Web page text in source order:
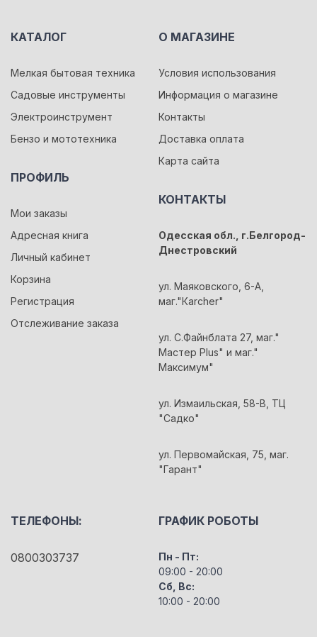
КАТАЛОГ
Мелкая бытовая техника
Садовые инструменты
Электроинструмент
Бензо и мототехника
ПРОФИЛЬ
Мои заказы
Адресная книга
Личный кабинет
Корзина
Регистрация
Отслеживание заказа
О МАГАЗИНЕ
Условия использования
Информация о магазине
Контакты
Доставка оплата
Карта сайта
КОНТАКТЫ
Одесская обл., г.Белгород-
Днестровский
ул. Маяковского, 6-А,
маг."Кarcher"
ул. С.Файнблата 27, маг."
Мастер Plus" и маг."
Максимум"
ул. Измаильская, 58-В, ТЦ
"Садко"
ул. Первомайская, 75, маг.
"Гарант"
ТЕЛЕФОНЫ:
0800303737
ГРАФИК РОБОТЫ
Пн - Пт:
09:00 - 20:00
Сб, Вс:
10:00 - 20:00